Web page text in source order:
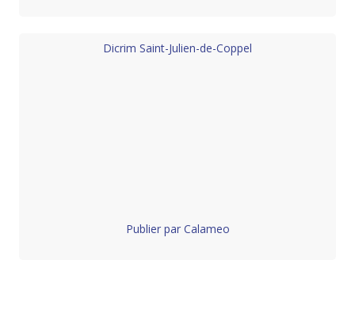
Dicrim Saint-Julien-de-Coppel
Publier par Calameo